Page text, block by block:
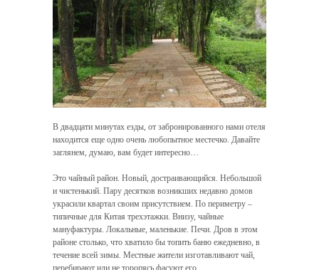
В двадцати минутах езды, от забронированного нами отеля
находится еще одно очень любопытное местечко. Давайте
заглянем, думаю, вам будет интересно…
Это чайный район. Новый, достраивающийся. Небольшой
и чистенький. Пару десятков возникших недавно домов
украсили квартал своим присутствием. По периметру –
типичные для Китая трехэтажки. Внизу, чайные
мануфактуры. Локальные, маленькие. Печи. Дров в этом
районе столько, что хватило бы топить баню ежедневно, в
течение всей зимы. Местные жители изготавливают чай,
перебирают или не торопясь фасуют его.